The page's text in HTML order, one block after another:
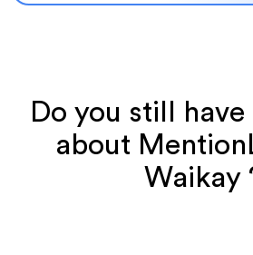
Do you still
about
Waikay